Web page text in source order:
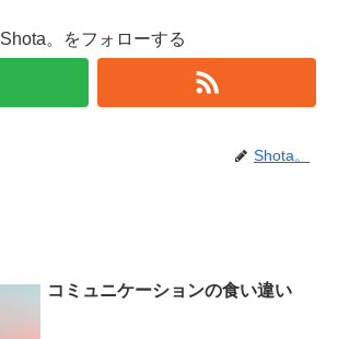
Shota。をフォローする
Shota。
コミュニケーションの食い違い